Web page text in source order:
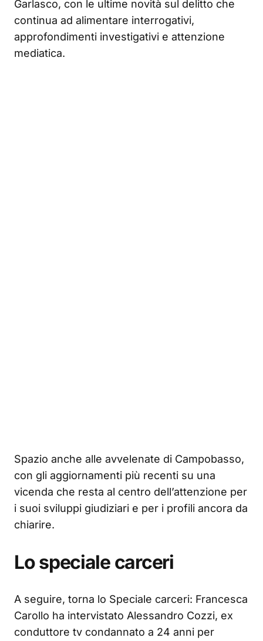
Garlasco, con le ultime novità sul delitto che
continua ad alimentare interrogativi,
approfondimenti investigativi e attenzione
mediatica.
Spazio anche alle avvelenate di Campobasso,
con gli aggiornamenti più recenti su una
vicenda che resta al centro dell’attenzione per
i suoi sviluppi giudiziari e per i profili ancora da
chiarire.
Lo speciale carceri
A seguire, torna lo Speciale carceri: Francesca
Carollo ha intervistato Alessandro Cozzi, ex
conduttore tv condannato a 24 anni per